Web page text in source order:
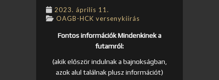
2023. április 11.
OAGB-HCK versenykiírás
Fontos információk Mindenkinek a
futamról:
(akik először indulnak a bajnokságban,
azok alul találnak plusz információt)